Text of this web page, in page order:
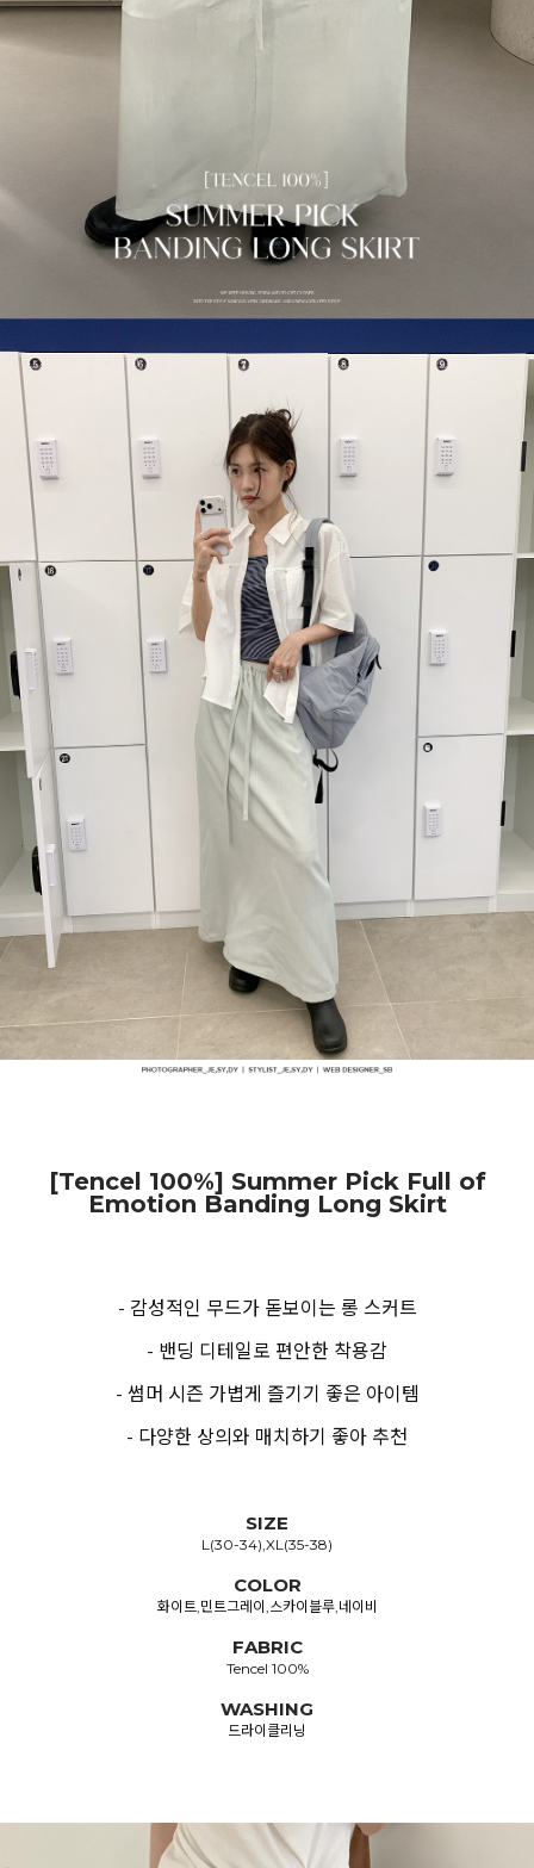
[Tencel 100%] Summer Pick Full of
Emotion Banding Long Skirt
- 감성적인 무드가 돋보이는 롱 스커트
- 밴딩 디테일로 편안한 착용감
- 썸머 시즌 가볍게 즐기기 좋은 아이템
- 다양한 상의와 매치하기 좋아 추천
SIZE
L(30-34),XL(35-38)
COLOR
화이트,민트그레이,스카이블루,네이비
FABRIC
Tencel 100%
WASHING
드라이클리닝